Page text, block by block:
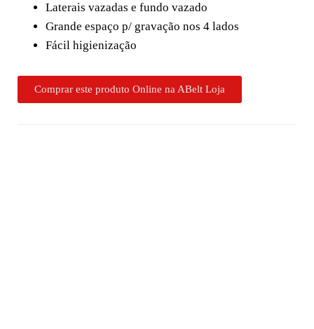
Laterais vazadas e fundo vazado
Grande espaço p/ gravação nos 4 lados
Fácil higienização
Comprar este produto Online na ABelt Loja